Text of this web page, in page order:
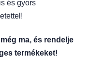
és gyors
ma, és rendelje
termékeket!